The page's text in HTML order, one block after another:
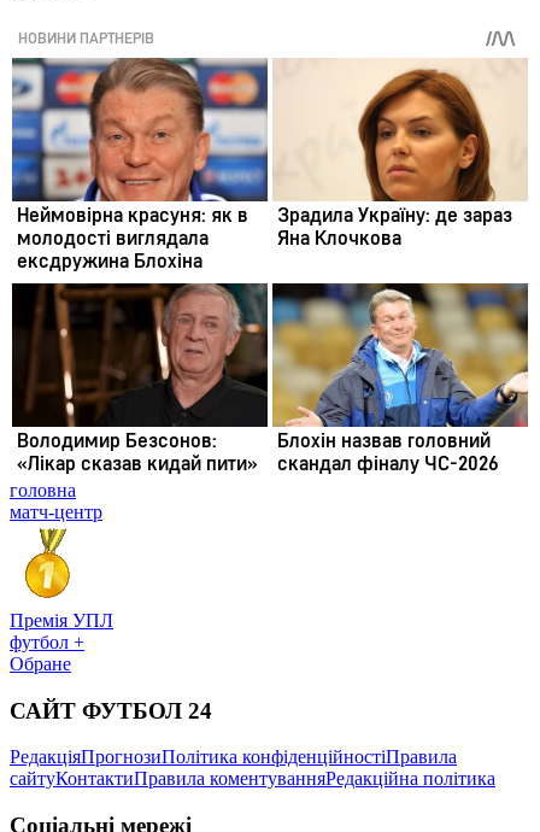
головна
матч-центр
Премія УПЛ
футбол +
Обране
САЙТ ФУТБОЛ 24
РедакціяПрогнозиПолітика конфіденційностіПравила
сайтуКонтактиПравила коментуванняРедакційна політика
Соціальні мережі